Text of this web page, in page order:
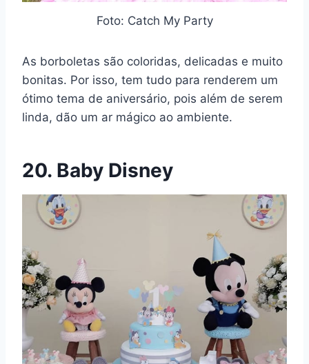
Foto: Catch My Party
As borboletas são coloridas, delicadas e muito
bonitas. Por isso, tem tudo para renderem um
ótimo tema de aniversário, pois além de serem
linda, dão um ar mágico ao ambiente.
20. Baby Disney